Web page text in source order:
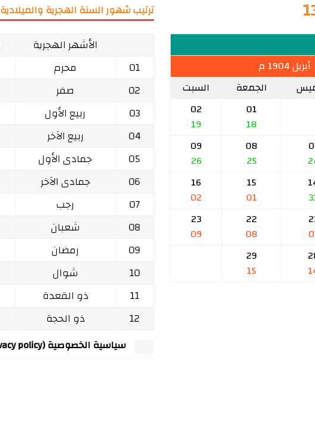
أبريل 1904 م
الجمعة
السبت
01
18
02
19
08
25
09
26
15
01
16
02
22
08
23
09
29
15
ترتيب شهور السنة الهجرية والميلادية
الأشهر الهجرية
01
محرم
02
صفر
03
ربيع الأول
04
ربيع الآخر
05
جمادى الأول
06
جمادى الآخر
07
رجب
08
شعبان
09
رمضان
10
شوال
11
ذو القعدة
12
ذو الحجة
سياسية الخصوصية (Privacy policy)